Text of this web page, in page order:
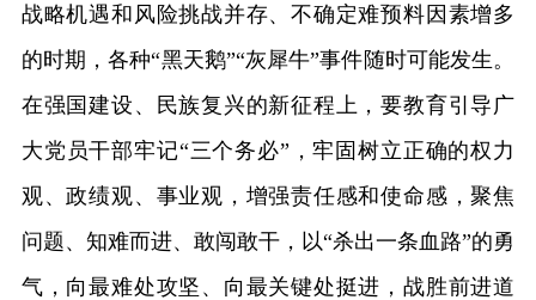
战略机遇和风险挑战并存、不确定难预料因素增多
的时期，各种“黑天鹅”“灰犀牛”事件随时可能发生。
在强国建设、民族复兴的新征程上，要教育引导广
大党员干部牢记“三个务必”，牢固树立正确的权力
观、政绩观、事业观，增强责任感和使命感，聚焦
问题、知难而进、敢闯敢干，以“杀出一条血路”的勇
气，向最难处攻坚、向最关键处挺进，战胜前进道